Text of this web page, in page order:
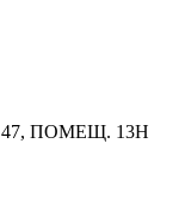
47, ПОМЕЩ. 13Н